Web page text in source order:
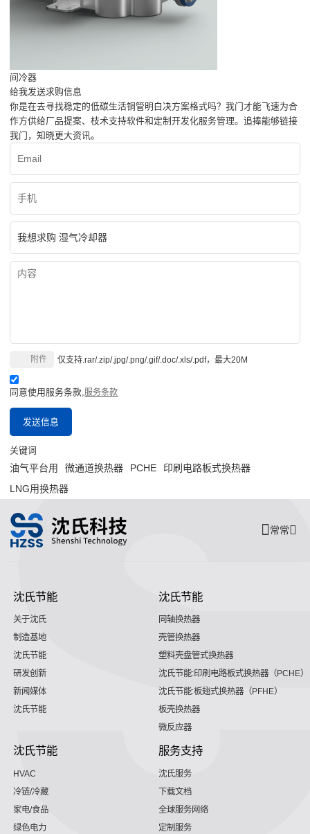
间冷器
给我发送求购信息
你是在去寻找稳定的低碳生活铜管明白决方案格式吗？我门才能飞速为合
作方供给厂品提案、枝术支持软件和定制开发化服务管理。追捧能够链接
我门，知晓更大资讯。
仅支持.rar/.zip/.jpg/.png/.gif/.doc/.xls/.pdf，最大20M
附件
同意使用服务条款,服务条款
发送信息
关键词
油气平台用 微通道换热器 PCHE
印刷电路板式换热器
LNG用换热器
常常
沈氏节能
关于沈氏
制造基地
沈氏节能
研发创新
新闻媒体
沈氏节能
沈氏节能
同轴换热器
壳管换热器
塑料壳盘管式换热器
沈氏节能:印刷电路板式换热器（PCHE）
沈氏节能:板翅式换热器（PFHE）
板壳换热器
微反应器
沈氏节能
HVAC
冷链/冷藏
家电/食品
绿色电力
服务支持
沈氏服务
下载文档
全球服务网络
定制服务